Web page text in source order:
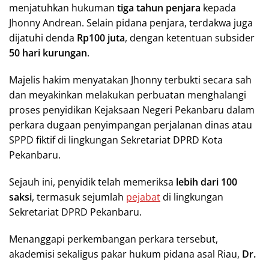
menjatuhkan hukuman tiga tahun penjara kepada
Jhonny Andrean. Selain pidana penjara, terdakwa juga
dijatuhi denda Rp100 juta, dengan ketentuan subsider
50 hari kurungan.
Majelis hakim menyatakan Jhonny terbukti secara sah
dan meyakinkan melakukan perbuatan menghalangi
proses penyidikan Kejaksaan Negeri Pekanbaru dalam
perkara dugaan penyimpangan perjalanan dinas atau
SPPD fiktif di lingkungan Sekretariat DPRD Kota
Pekanbaru.
Sejauh ini, penyidik telah memeriksa lebih dari 100
saksi, termasuk sejumlah pejabatdi lingkungan
Sekretariat DPRD Pekanbaru.
Menanggapi perkembangan perkara tersebut,
akademisi sekaligus pakar hukum pidana asal Riau, Dr.